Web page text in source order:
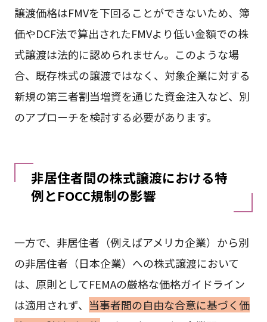
譲渡価格はFMVを下回ることができないため、簿
価やDCF法で算出されたFMVより低い金額での株
式譲渡は法的に認められません。このような場
合、既存株式の譲渡ではなく、対象企業に対する
新規の第三者割当増資を通じた資金注入など、別
のアプローチを検討する必要があります。
非居住者間の株式譲渡における特
例とFOCC規制の影響
一方で、非居住者（例えばアメリカ企業）から別
の非居住者（日本企業）への株式譲渡において
は、原則としてFEMAの厳格な価格ガイドライン
は適用されず、 当事者間の自由な合意に基づく価